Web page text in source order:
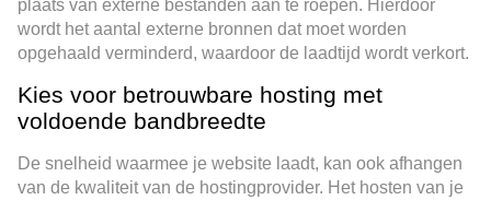
plaats van externe bestanden aan te roepen. Hierdoor
wordt het aantal externe bronnen dat moet worden
opgehaald verminderd, waardoor de laadtijd wordt verkort.
Kies voor betrouwbare hosting met
voldoende bandbreedte
De snelheid waarmee je website laadt, kan ook afhangen
van de kwaliteit van de hostingprovider. Het hosten van je